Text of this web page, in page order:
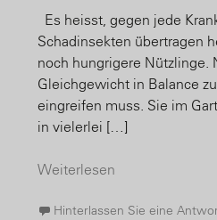
Es heisst, gegen jede
Schadinsekten übertragen
noch hungrigere Nützlinge.
Gleichgewicht in Balance
eingreifen muss. Sie im
in vielerlei […]
Weiterlesen
Hinterlassen Sie eine